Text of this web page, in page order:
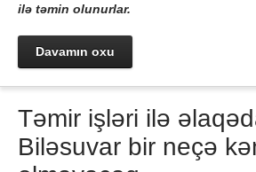
ilə təmin olunurlar.
Davamın oxu
Təmir işləri ilə
Biləsuvar bir neçə